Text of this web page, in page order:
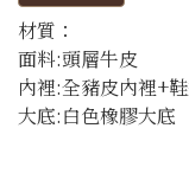
材質：
面料:頭層牛皮
內裡:全豬皮內裡+
大底:白色橡膠大底